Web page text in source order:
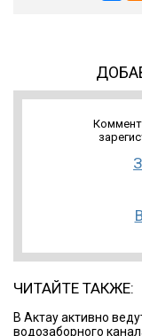
ЧИТАЙТЕ ТАКЖЕ:
В Актау активно
водозаборного